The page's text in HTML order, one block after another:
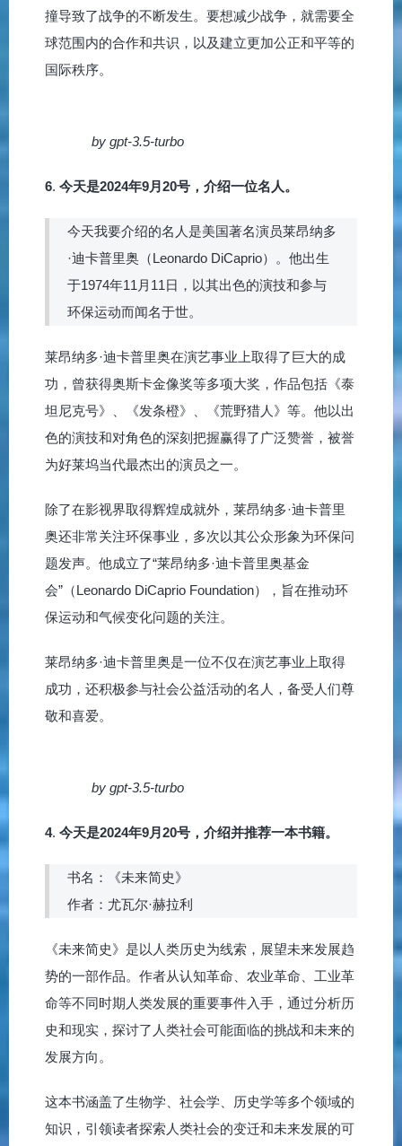
撞导致了战争的不断发生。要想减少战争，就需要全
球范围内的合作和共识，以及建立更加公正和平等的
国际秩序。
by gpt-3.5-turbo
6. 今天是2024年9月20号，介绍一位名人。
今天我要介绍的名人是美国著名演员莱昂纳多
·迪卡普里奥（Leonardo DiCaprio）。他出生
于1974年11月11日，以其出色的演技和参与
环保运动而闻名于世。
莱昂纳多·迪卡普里奥在演艺事业上取得了巨大的成
功，曾获得奥斯卡金像奖等多项大奖，作品包括《泰
坦尼克号》、《发条橙》、《荒野猎人》等。他以出
色的演技和对角色的深刻把握赢得了广泛赞誉，被誉
为好莱坞当代最杰出的演员之一。
除了在影视界取得辉煌成就外，莱昂纳多·迪卡普里
奥还非常关注环保事业，多次以其公众形象为环保问
题发声。他成立了“莱昂纳多·迪卡普里奥基金
会”（Leonardo DiCaprio Foundation），旨在推动环
保运动和气候变化问题的关注。
莱昂纳多·迪卡普里奥是一位不仅在演艺事业上取得
成功，还积极参与社会公益活动的名人，备受人们尊
敬和喜爱。
by gpt-3.5-turbo
4. 今天是2024年9月20号，介绍并推荐一本书籍。
书名：《未来简史》
作者：尤瓦尔·赫拉利
《未来简史》是以人类历史为线索，展望未来发展趋
势的一部作品。作者从认知革命、农业革命、工业革
命等不同时期人类发展的重要事件入手，通过分析历
史和现实，探讨了人类社会可能面临的挑战和未来的
发展方向。
这本书涵盖了生物学、社会学、历史学等多个领域的
知识，引领读者探索人类社会的变迁和未来发展的可